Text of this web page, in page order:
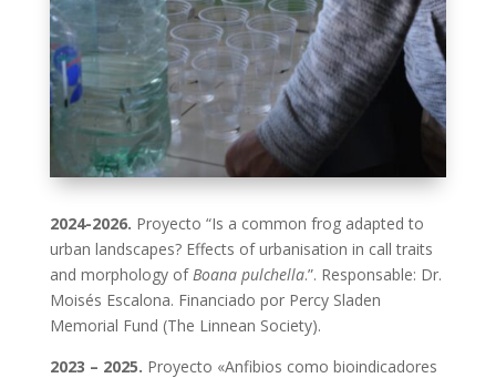
2024-2026. Proyecto “Is a common frog adapted to
urban landscapes? Effects of urbanisation in call traits
and morphology of Boana pulchella.”. Responsable: Dr.
Moisés Escalona. Financiado por Percy Sladen
Memorial Fund (The Linnean Society).
2023 – 2025. Proyecto «Anfibios como bioindicadores